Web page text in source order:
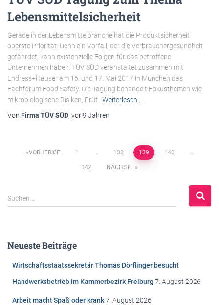
Lebensmittelsicherheit
Gerade in der Lebensmittelbranche hat die Produktsicherheit
oberste Priorität. Denn ein Vorfall, der die Verbrauchergesundheit
gefährdet, kann existenzielle Folgen für das betroffene
Unternehmen haben. TÜV SÜD veranstaltet zusammen mit
Endress+Hauser am 16. und 17. Mai 2017 in München das
Fachforum Food Safety. Die Tagung behandelt Fokusthemen wie
mikrobiologische Risiken, Prüf- Weiterlesen…
Von Firma TÜV SÜD, vor9 Jahren
Beitragsnavigation
VORHERIGE 1 … 138 139 140 …
142 NÄCHSTE
S
u
n
Suchen …
Neueste Beiträge
Wirtschaftsstaatssekretär Thomas Dörflinger besucht
Handwerksbetrieb im Kammerbezirk Freiburg 7. August 2026
Arbeit macht Spaß oder krank7. August 2026